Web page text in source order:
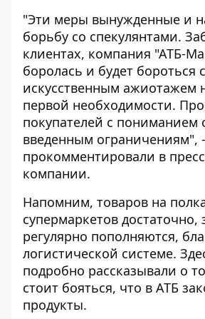
"Эти меры вынужденные и
борьбу со спекулянтами.
клиентах, компания "АТБ-
боролась и будет бороться с
искусственным ажиотажем
первой необходимости.
покупателей с пониманием
введенным ограничениям", -
прокомментировали в
компании.
Напомним, товаров на
супермаркетов достаточно,
регулярно пополняются,
логистической системе.
подробно рассказывали о
стоит бояться, что в АТБ
продукты.